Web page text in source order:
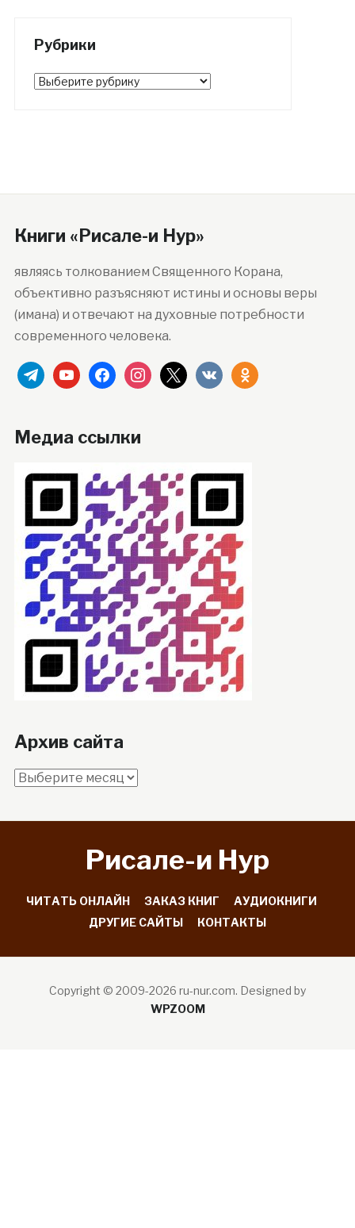
Рубрики
Рубрики
Книги «Рисале-и Нур»
являясь толкованием Священного Корана,
объективно разъясняют истины и основы веры
(имана) и отвечают на духовные потребности
современного человека.
telegramyoutubefacebookinstagram
x vkontakteodnoklassniki
Медиа ссылки
Архив сайта
Архив
Рисале-и Hyp
ЧИТАТЬ ОНЛАЙН ЗАКАЗ КНИГ
АУДИОКНИГИ
ДРУГИЕ САЙТЫ
КОНТАКТЫ
Copyright © 2009-2026 ru-nur.com. Designed by
WPZOOM